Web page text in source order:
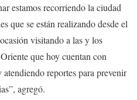
estamos recorriendo la ciudad
que se están realizando desde el
visitando a las y los
que hoy cuentan con
reportes para prevenir
agregó.